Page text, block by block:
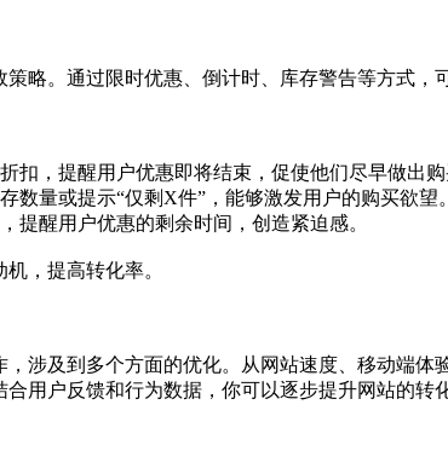
略。通过限时优惠、倒计时、库存警告等方式，
扣，提醒用户优惠即将结束，促使他们尽早做出购
数量或提示“仅剩X件”，能够激发用户的购买欲望。
提醒用户优惠的剩余时间，创造紧迫感。
，提高转化率。
涉及到多个方面的优化。从网站速度、移动端
用户反馈和行为数据，你可以逐步提升网站的转